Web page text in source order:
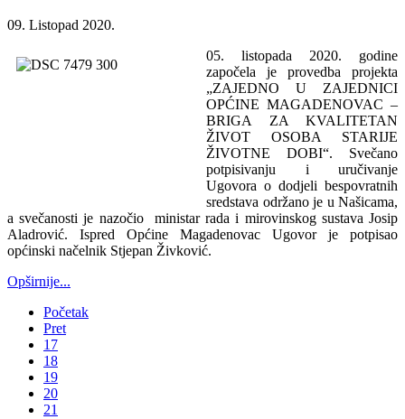
09. Listopad 2020.
05. listopada 2020. godine
započela je provedba projekta
„ZAJEDNO U ZAJEDNICI
OPĆINE MAGADENOVAC –
BRIGA ZA KVALITETAN
ŽIVOT OSOBA STARIJE
ŽIVOTNE DOBI“. Svečano
potpisivanju i uručivanje
Ugovora o dodjeli bespovratnih
sredstava održano je u Našicama,
a svečanosti je nazočio ministar rada i mirovinskog sustava Josip
Aladrović. Ispred Općine Magadenovac Ugovor je potpisao
općinski načelnik Stjepan Živković.
Opširnije...
Početak
Pret
17
18
19
20
21